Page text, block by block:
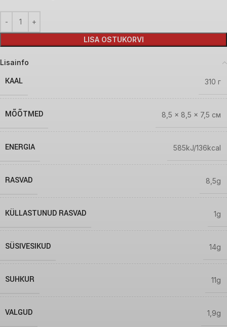
LISA OSTUKORVI
Lisainfo
KAAL 310 г
MÕÕTMED 8,5 × 8,5 × 7,5 см
ENERGIA 585kJ/136kcal
RASVAD 8,5g
KÜLLASTUNUD RASVAD 1g
SÜSIVESIKUD 14g
SUHKUR 11g
VALGUD 1,9g